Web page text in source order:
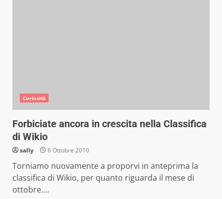
Curiosità
Forbiciate ancora in crescita nella Classifica
di Wikio
sally 6 Ottobre 2010
Torniamo nuovamente a proporvi in anteprima la
classifica di Wikio, per quanto riguarda il mese di
ottobre....